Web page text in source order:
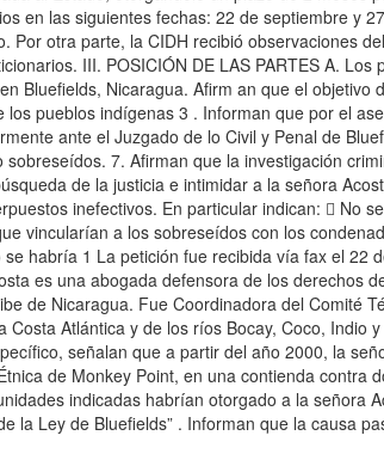
en las siguientes fechas: 22 de septiembre y
otra parte, la CIDH recibió observaciones
III. POSICIÓN DE LAS PARTES A.
Bluefields, Nicaragua. Afirm an que el
pueblos indígenas 3 . Informan que por el
ante el Juzgado de lo Civil y Penal de
7. Afirman que la investigación
de la justicia e intimidar a la señora
inefectivos. En particular indican:  No
vincularían a los sobreseídos con los
habría 1 La petición fue recibida vía fax el
es una abogada defensora de los derechos
de Nicaragua. Fue Coordinadora del Comité
Atlántica y de los ríos Bocay, Coco,
señalan que a partir del año 2000, la
de Monkey Point, en una contienda
indicadas habrían otorgado a la
la Ley de Bluefields” . Informan que la causa